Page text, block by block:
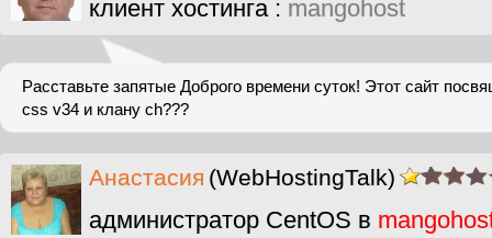
клиент хостинга : mangohost
Расставьте запятые Доброго времени суток! Этот сайт
css v34 и клану ch???
Анастасия (WebHostingTalk)
администратор CentOS в